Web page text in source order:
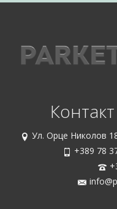
Ул. Орце Николов
+389 78